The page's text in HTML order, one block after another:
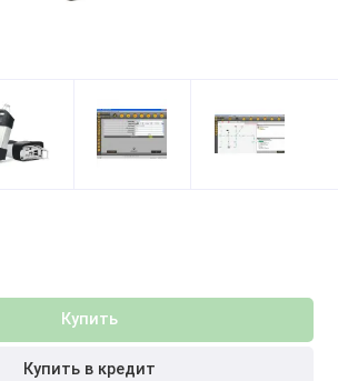
Купить
Купить в кредит